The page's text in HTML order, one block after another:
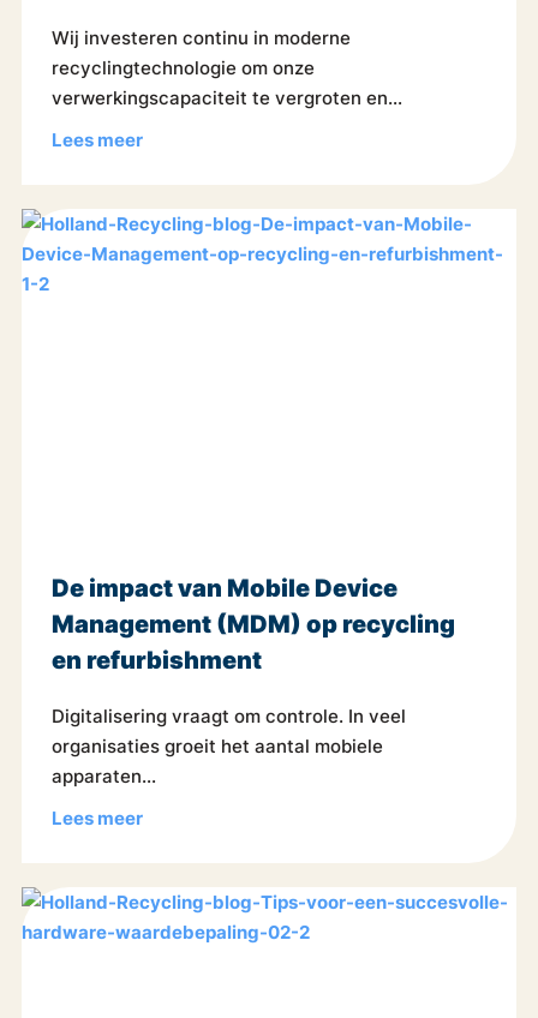
Wij investeren continu in moderne
recyclingtechnologie om onze
verwerkingscapaciteit te vergroten en...
Lees meer
De impact van Mobile Device
Management (MDM) op recycling
en refurbishment
Digitalisering vraagt om controle. In veel
organisaties groeit het aantal mobiele
apparaten...
Lees meer